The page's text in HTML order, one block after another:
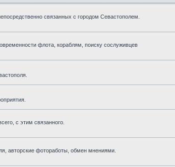
связанных с городом Севастополем.
флота, кораблям, поиску сослуживцев
с этим связанного.
авторские фотоработы, обмен мнениями.